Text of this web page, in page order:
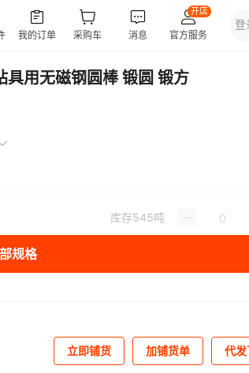
用无磁钢圆棒 锻圆 锻方
库存545吨
规格
立即铺货 加铺货单 代